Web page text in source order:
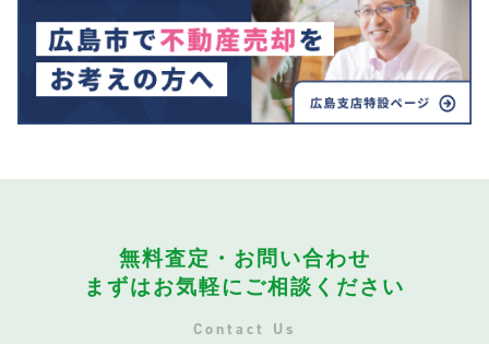
無料査定・お問い合わせ
まずはお気軽にご相談ください
Contact Us